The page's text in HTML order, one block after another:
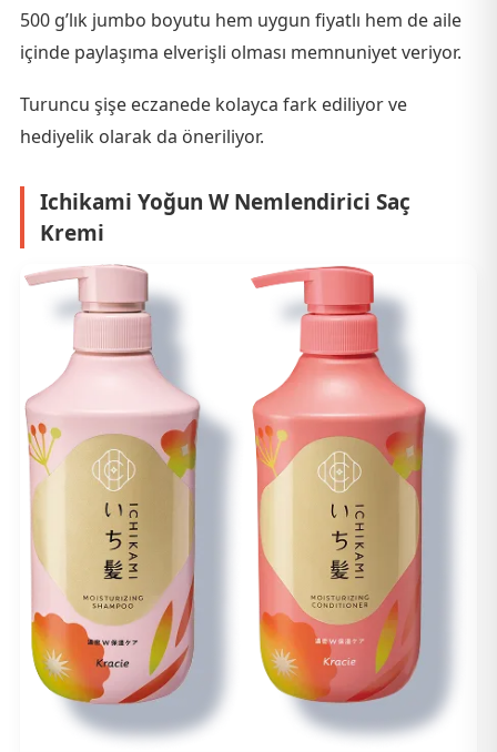
500 g’lık jumbo boyutu hem uygun fiyatlı hem de aile
içinde paylaşıma elverişli olması memnuniyet veriyor.
Turuncu şişe eczanede kolayca fark ediliyor ve
hediyelik olarak da öneriliyor.
Ichikami Yoğun W Nemlendirici Saç
Kremi